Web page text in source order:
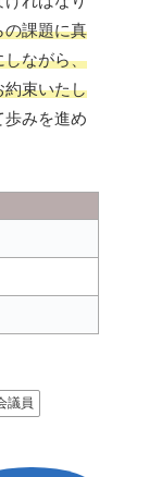
の課題に真
しながら、
約束いたし
みを進め
議員